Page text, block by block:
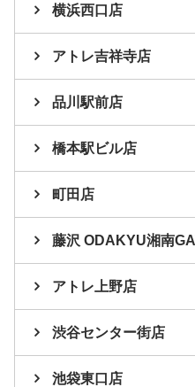
横浜西口店
アトレ吉祥寺店
品川駅前店
橋本駅ビル店
町田店
藤沢 ODAKYU湘南
アトレ上野店
渋谷センター街店
池袋東口店